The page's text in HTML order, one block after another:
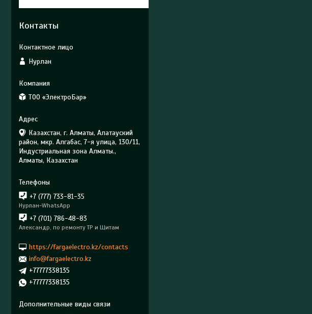
Контакты
Нурлан
ТОО «ЭлектроБар»
Казахстан, г. Алматы, Алатауский
район, мкр. Алгабас, 7-я улица, 130/11,
Индустриальная зона Алматы.,
Алматы, Казахстан
+7 (777) 733-81-35
Нурлан-WhatsApp
+7 (701) 786-48-83
Александр, по ремонту ТР и Щитам
https://fargaelectro.kz/contacts
info@fargaelectro.kz
+77777338135
+77777338135